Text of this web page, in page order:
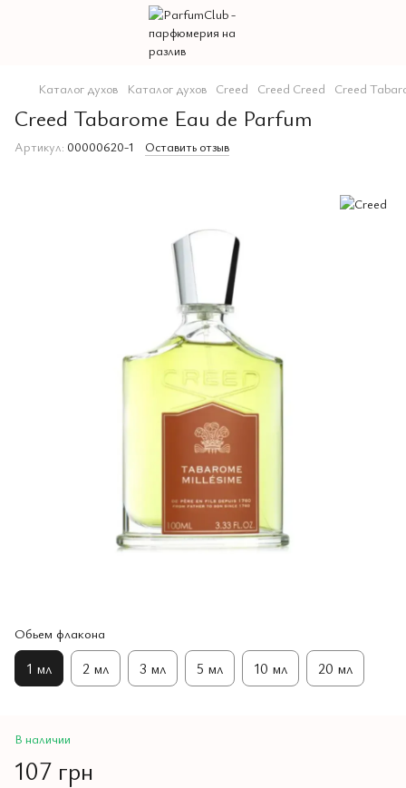
Каталог духов Каталог духов Creed Creed Creed Creed
Creed Tabarome Eau de Parfum
Артикул: 00000620-1 Оставить отзыв
Обьем флакона
1 мл 2 мл 3 мл 5 мл 10 мл 20 мл
В наличии
107 грн